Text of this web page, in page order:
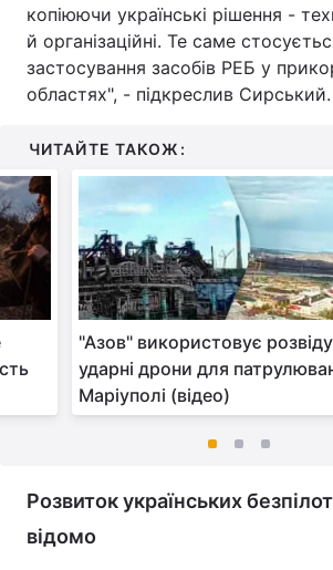
копіюючи українські рішення -
й організаційні. Те саме
застосування засобів РЕБ у
областях", - підкреслив Сирський.
ЧИТАЙТЕ ТАКОЖ:
"Азов" використовує
ударні дрони для
Маріуполі (відео)
Розвиток українських
відомо